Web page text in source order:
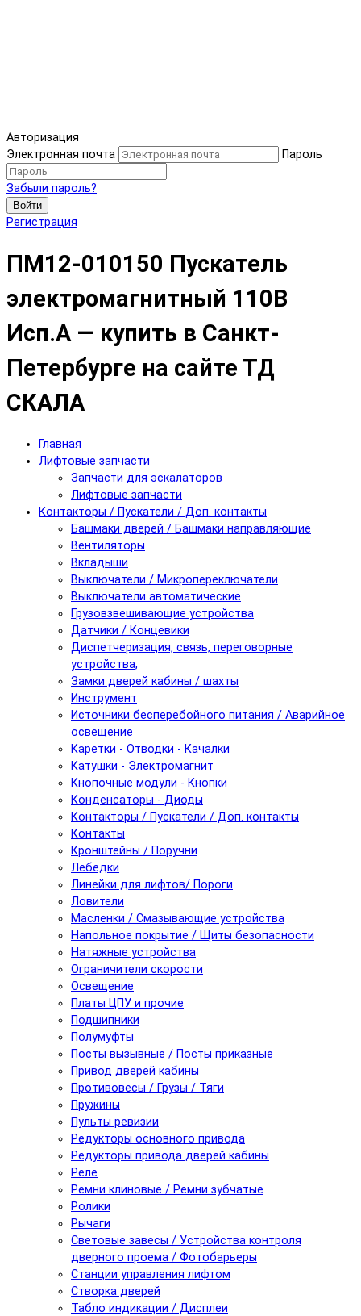
Авторизация
Электронная почта
Пароль
Забыли пароль?
Войти
Регистрация
ПМ12-010150 Пускатель
электромагнитный 110В
Исп.А — купить в Санкт-
Петербурге на сайте ТД
СКАЛА
Главная
Лифтовые запчасти
Запчасти для эскалаторов
Лифтовые запчасти
Контакторы / Пускатели / Доп. контакты
Башмаки дверей / Башмаки направляющие
Вентиляторы
Вкладыши
Выключатели / Микропереключатели
Выключатели автоматические
Грузовзвешивающие устройства
Датчики / Концевики
Диспетчеризация, связь, переговорные
устройства,
Замки дверей кабины / шахты
Инструмент
Источники бесперебойного питания / Аварийное
освещение
Каретки - Отводки - Качалки
Катушки - Электромагнит
Кнопочные модули - Кнопки
Конденсаторы - Диоды
Контакторы / Пускатели / Доп. контакты
Контакты
Кронштейны / Поручни
Лебедки
Линейки для лифтов/ Пороги
Ловители
Масленки / Смазывающие устройства
Напольное покрытие / Щиты безопасности
Натяжные устройства
Ограничители скорости
Освещение
Платы ЦПУ и прочие
Подшипники
Полумуфты
Посты вызывные / Посты приказные
Привод дверей кабины
Противовесы / Грузы / Тяги
Пружины
Пульты ревизии
Редукторы основного привода
Редукторы привода дверей кабины
Реле
Ремни клиновые / Ремни зубчатые
Ролики
Рычаги
Световые завесы / Устройства контроля
дверного проема / Фотобарьеры
Станции управления лифтом
Створка дверей
Табло индикации / Дисплеи